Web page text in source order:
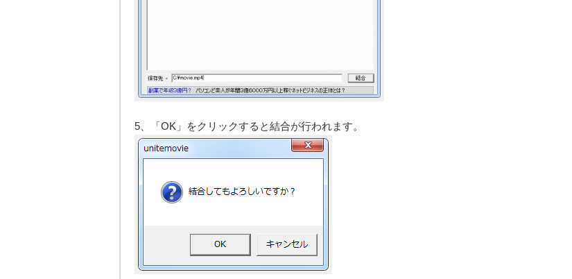
5、「OK」をクリックすると結合が行われます。